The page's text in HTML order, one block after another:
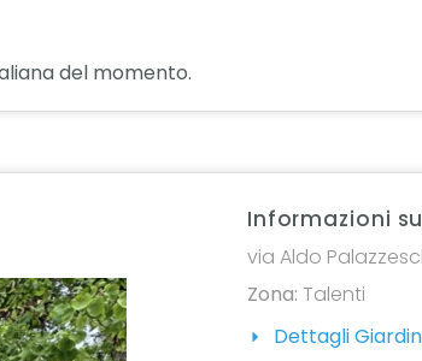
del momento.
Informazioni
via Aldo
Zona: Talenti
Dettagli